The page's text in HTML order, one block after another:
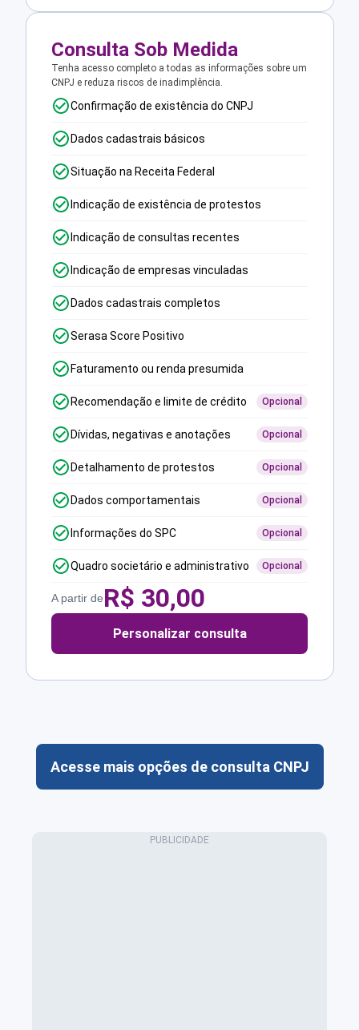
Consulta Sob Medida
Tenha acesso completo a todas as informações sobre um
CNPJ e reduza riscos de inadimplência.
Confirmação de existência do CNPJ
Dados cadastrais básicos
Situação na Receita Federal
Indicação de existência de protestos
Indicação de consultas recentes
Indicação de empresas vinculadas
Dados cadastrais completos
Serasa Score Positivo
Faturamento ou renda presumida
Recomendação e limite de crédito Opcional
Dívidas, negativas e anotações Opcional
Detalhamento de protestos Opcional
Dados comportamentais Opcional
Informações do SPC Opcional
Quadro societário e administrativo Opcional
A partir deR$ 30,00
Personalizar consulta
Acesse mais opções de consulta CNPJ